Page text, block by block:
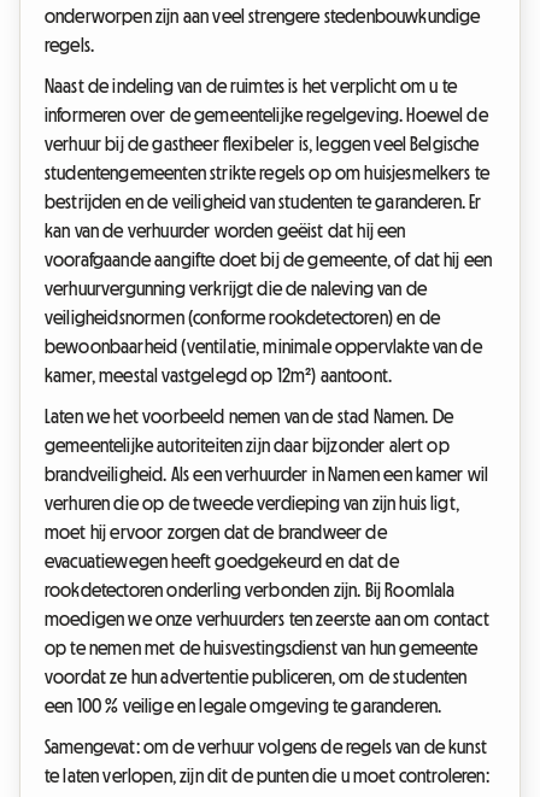
onderworpen zijn aan veel strengere stedenbouwkundige
regels.
Naast de indeling van de ruimtes is het verplicht om u te
informeren over de gemeentelijke regelgeving. Hoewel de
verhuur bij de gastheer flexibeler is, leggen veel Belgische
studentengemeenten strikte regels op om huisjesmelkers te
bestrijden en de veiligheid van studenten te garanderen. Er
kan van de verhuurder worden geëist dat hij een
voorafgaande aangifte doet bij de gemeente, of dat hij een
verhuurvergunning verkrijgt die de naleving van de
veiligheidsnormen (conforme rookdetectoren) en de
bewoonbaarheid (ventilatie, minimale oppervlakte van de
kamer, meestal vastgelegd op 12m²) aantoont.
Laten we het voorbeeld nemen van de stad Namen. De
gemeentelijke autoriteiten zijn daar bijzonder alert op
brandveiligheid. Als een verhuurder in Namen een kamer wil
verhuren die op de tweede verdieping van zijn huis ligt,
moet hij ervoor zorgen dat de brandweer de
evacuatiewegen heeft goedgekeurd en dat de
rookdetectoren onderling verbonden zijn. Bij Roomlala
moedigen we onze verhuurders ten zeerste aan om contact
op te nemen met de huisvestingsdienst van hun gemeente
voordat ze hun advertentie publiceren, om de studenten
een 100 % veilige en legale omgeving te garanderen.
Samengevat: om de verhuur volgens de regels van de kunst
te laten verlopen, zijn dit de punten die u moet controleren: